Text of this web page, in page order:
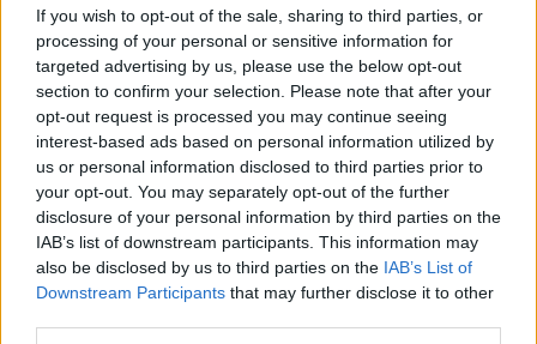
If you wish to opt-out of the sale, sharing to third parties, or
processing of your personal or sensitive information for
targeted advertising by us, please use the below opt-out
section to confirm your selection. Please note that after your
opt-out request is processed you may continue seeing
interest-based ads based on personal information utilized by
us or personal information disclosed to third parties prior to
your opt-out. You may separately opt-out of the further
disclosure of your personal information by third parties on the
IAB’s list of downstream participants. This information may
also be disclosed by us to third parties on the IAB’s List of
Downstream Participants that may further disclose it to other
Ελλάδα|04.07.2024 19:17
Προσωπικός Αριθμός: Τι είναι και πότε
θα εφαρμοστεί - Αλλαγές στα ραντεβού
για τις νέες ταυτότητες
Τι ανέφερε ο υπουργός Ψηφιακής
Διακυβέρνησης για τον Προσωπικό Αριθμό
και τις νέες ταυτότητες